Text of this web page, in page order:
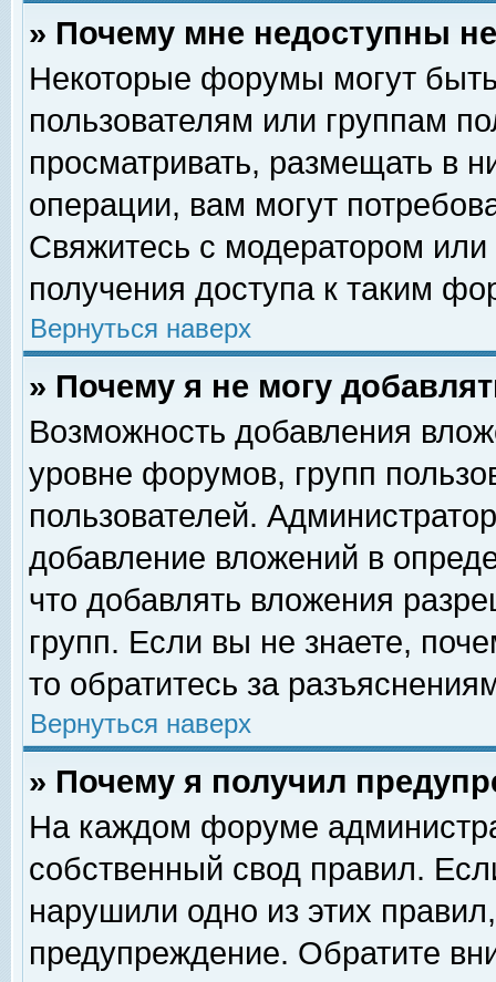
» Почему мне недоступны
Некоторые форумы могут
пользователям или группам
просматривать, размещать в
операции, вам могут
Свяжитесь с модератором
получения доступа к таким
Вернуться наверх
» Почему я не могу
Возможность добавления
уровне форумов, групп
пользователей.
добавление вложений в
что добавлять вложения
групп. Если вы не знаете,
то обратитесь за
Вернуться наверх
» Почему я получил
На каждом форуме
собственный свод правил.
нарушили одно из этих
предупреждение. Обратите